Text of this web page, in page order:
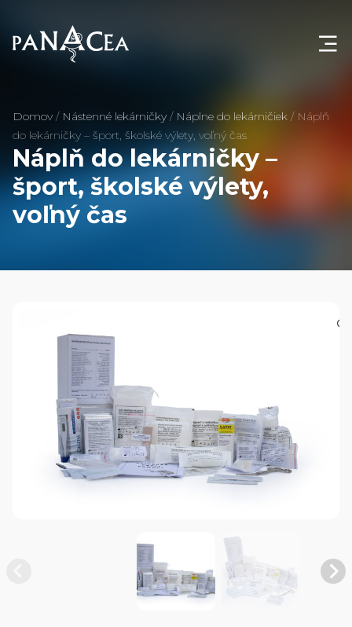
Domov / Nástenné lekárničky / Náplne do lekárničiek / Náplň
do lekárničky – šport, školské výlety, voľný čas
Náplň do lekárničky –
šport, školské výlety,
voľný čas